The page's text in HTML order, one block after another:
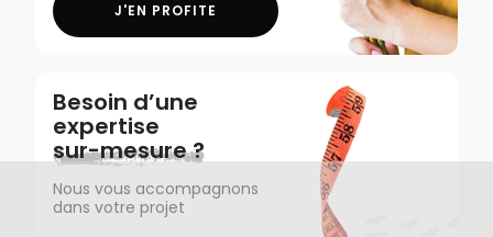
J'EN PROFITE
Besoin d’une
expertise
sur-mesure ?
Nous vous accompagnons
dans votre projet